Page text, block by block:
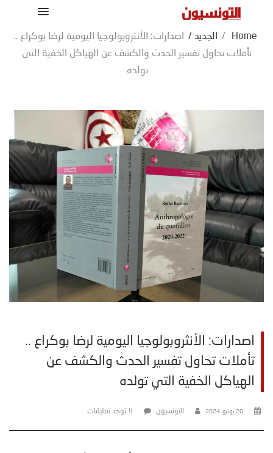
Home
/ الجديد /
اصدارات: الأنثروبولوجيا اليومية لرضا بوكراع ..
تأملات تحاول تفسير الحدث والكشف عن الهياكل الخفية التي
تولده
اصدارات: الأنثروبولوجيا اليومية لرضا بوكراع ..
تأملات تحاول تفسير الحدث والكشف عن
الهياكل الخفية التي تولده
20 يونيو، 2024 التونسيون لا توجد تعليقات